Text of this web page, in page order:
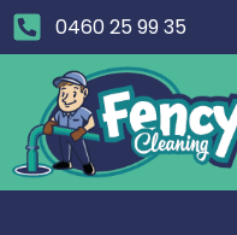
0460 25 99 35